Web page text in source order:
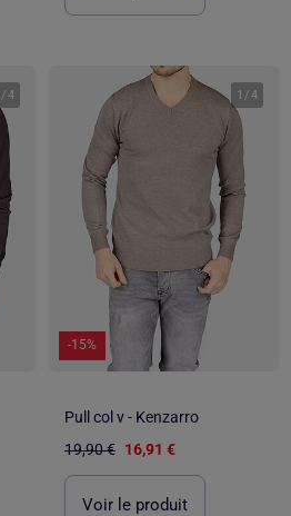
/4 1 /4
-15%
Pull col v - Kenzarro
19,90 € 16,91 €
Voir le produit